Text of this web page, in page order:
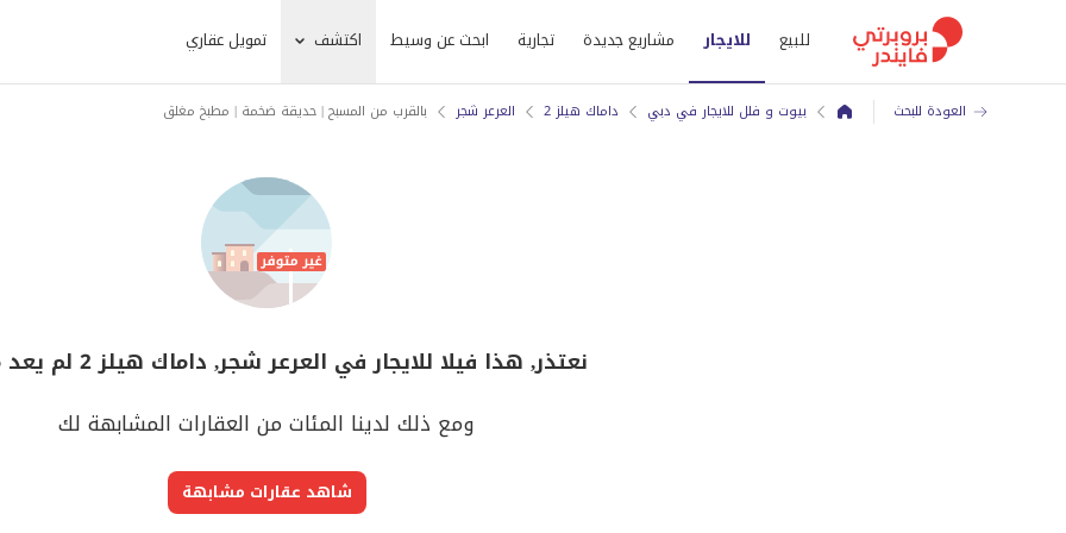
للبيع للايجار مشاريع جديدة تجارية ابحث عن وسيط اكتشف تمويل عقاري
العودة للبحث بيوت و فلل للايجار في دبي داماك هيلز 2 العرعر شجر بالقرب من المسبح | حديقة ضخمة | مطبخ مغلق
نعتذر, هذا فيلا للايجار في العرعر شجر, داماك هيلز 2 لم يعد متوفر
ومع ذلك لدينا المئات من العقارات المشابهة لك
شاهد عقارات مشابهة